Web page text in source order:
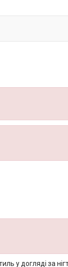
у догляді за